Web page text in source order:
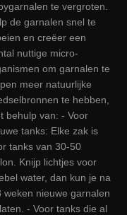
te vergroten.
de garnalen snel te
en creëer een
nuttige micro-
om garnalen te
meer natuurlijke
te hebben,
behulp van: - Voor
tanks: Elke zak is
tanks van 30-50
Knijp lichtjes voor
water, dan kun je na
weken nieuwe garnalen
- Voor tanks die al